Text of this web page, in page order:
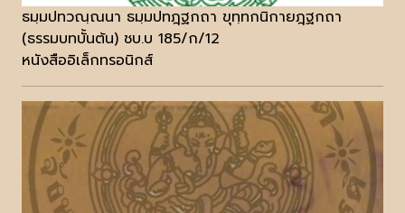
ธมฺมปทวณฺณนา ธมฺมปทฎฺฐกถา ขุทฺทกนิกายฎฺฐกถา
(ธรรมบทบั้นต้น) ชบ.บ 185/ก/12
หนังสืออิเล็กทรอนิกส์